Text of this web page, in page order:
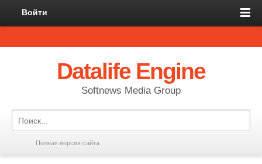
Войти
Datalife Engine
Softnews Media Group
Полная версия сайта